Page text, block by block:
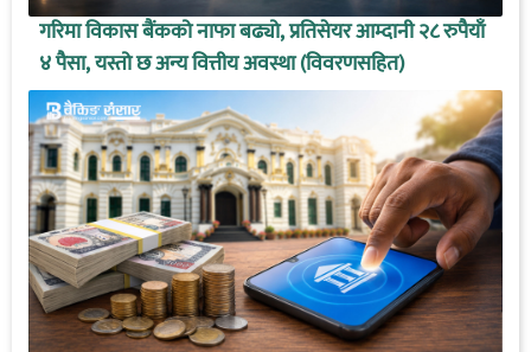
गरिमा विकास बैंकको नाफा बढ्यो, प्रतिसेयर आम्दानी २८ रुपैयाँ
४ पैसा, यस्तो छ अन्य वित्तीय अवस्था (विवरणसहित)